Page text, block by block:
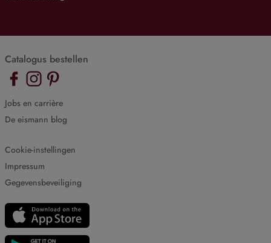
Catalogus bestellen
Jobs en carrière
De eismann blog
Cookie-instellingen
Impressum
Gegevensbeveiliging